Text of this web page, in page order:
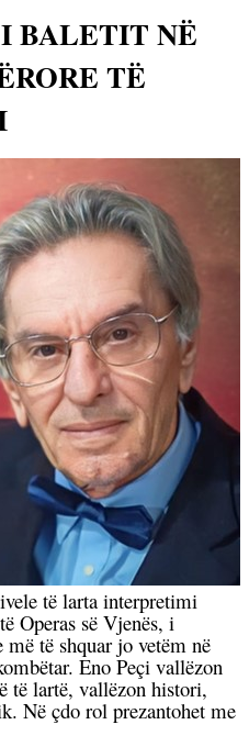
BALETIT NË
TË
të larta interpretimi
Operas së Vjenës, i
të shquar jo vetëm në
Eno Peçi vallëzon
të lartë, vallëzon histori,
. Në çdo rol prezantohet me